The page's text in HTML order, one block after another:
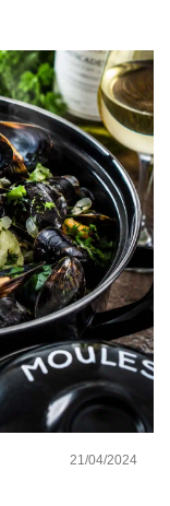
21/04/2024